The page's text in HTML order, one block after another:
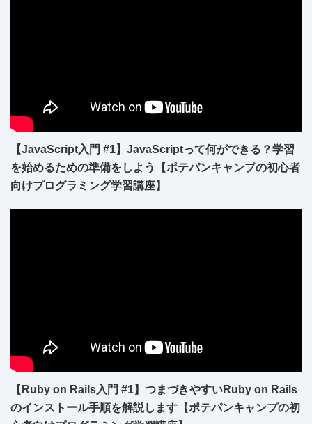
【JavaScript入門 #1】JavaScriptって何ができる？学習
を始めるための準備をしよう【ポテパンキャンプの初心者
向けプログラミング学習講座】
【Ruby on Rails入門 #1】つまづきやすいRuby on Rails
のインストール手順を解説します【ポテパンキャンプの初